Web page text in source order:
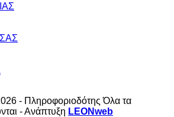
- Πληροφοριοδότης Όλα τα
- Ανάπτυξη LEONweb